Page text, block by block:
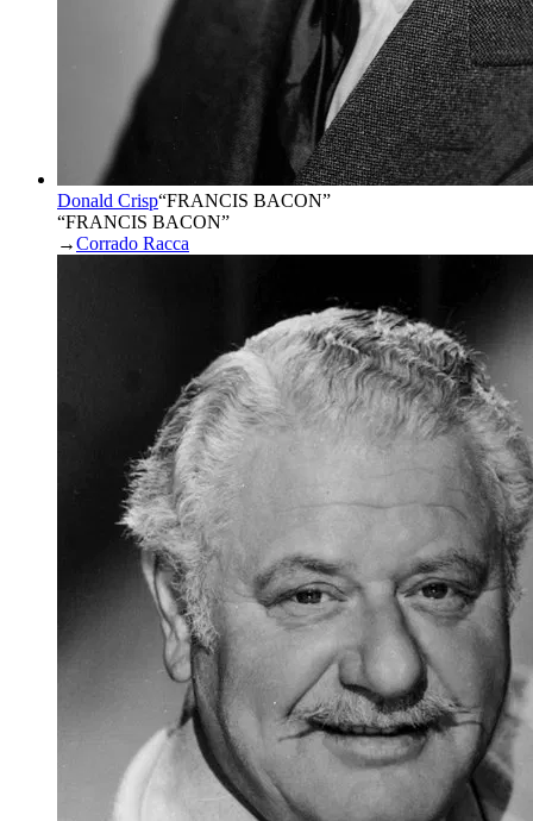
Donald Crisp“FRANCIS BACON”
“FRANCIS BACON”
→Corrado Racca